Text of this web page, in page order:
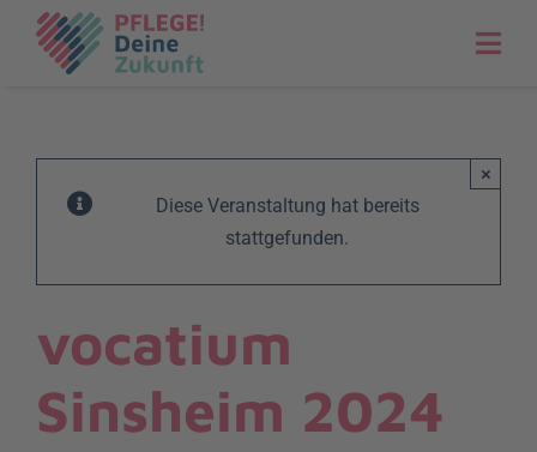
Zum
Inhalt
springen
Diese Veranstaltung hat bereits
stattgefunden.
×
vocatium
Sinsheim 2024